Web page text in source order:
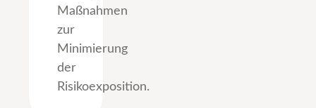
Maßnahmen
zur
Minimierung
der
Risikoexposition.